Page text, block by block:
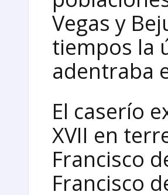
Vegas y
tiempos la
adentraba
El caserío
XVII en
Francisco
Francisco